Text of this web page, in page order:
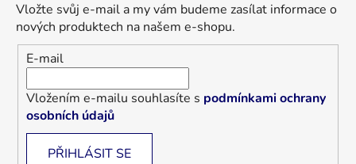
Vložte svůj e-mail a my vám budeme zasílat informace o
nových produktech na našem e-shopu.
E-mail
Vložením e-mailu souhlasíte s podmínkami ochrany
osobních údajů
PŘIHLÁSIT SE